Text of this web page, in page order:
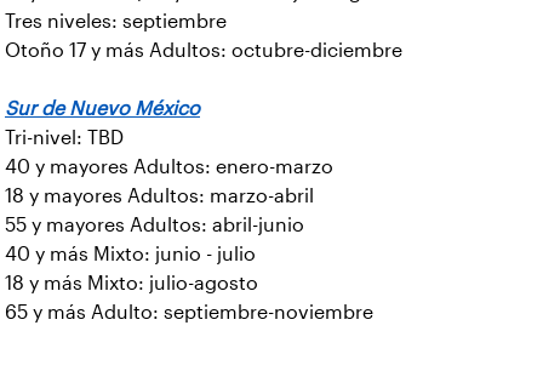
Tres niveles: septiembre
Otoño 17 y más Adultos: octubre-diciembre
Sur de Nuevo México
Tri-nivel: TBD
40 y mayores Adultos: enero-marzo
18 y mayores Adultos: marzo-abril
55 y mayores Adultos: abril-junio
40 y más Mixto: junio - julio
18 y más Mixto: julio-agosto
65 y más Adulto: septiembre-noviembre